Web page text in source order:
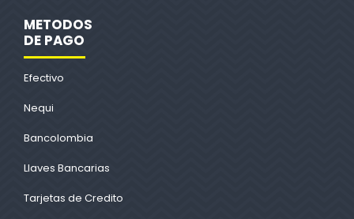
METODOS
DE PAGO
Efectivo
Nequi
Bancolombia
Llaves Bancarias
Tarjetas de Credito